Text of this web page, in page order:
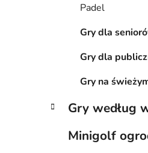
Padel
Gry dla
Gry dla
Gry na
Gry według
Minigolf